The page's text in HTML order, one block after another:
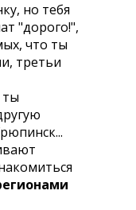
но тебя
"дорого!",
что ты
третьи
ты